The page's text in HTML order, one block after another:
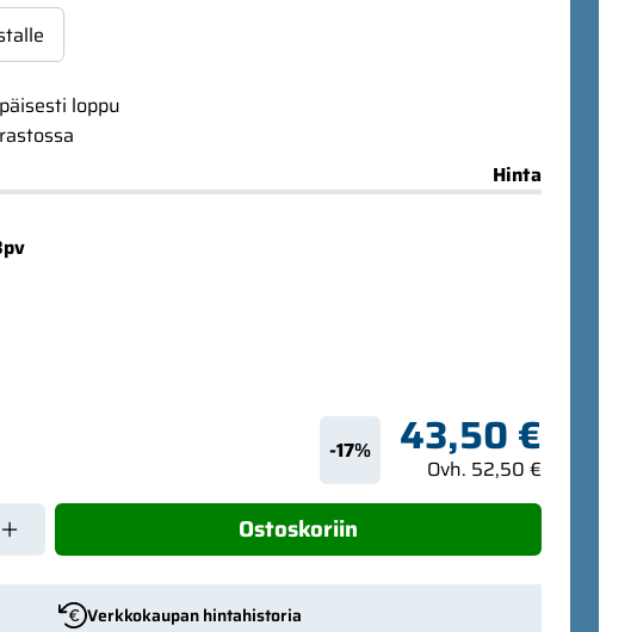
loppu
Hinta
-17% 43,50 €
Ovh. 52,50 €
Ostoskoriin
Verkkokaupan hintahistoria